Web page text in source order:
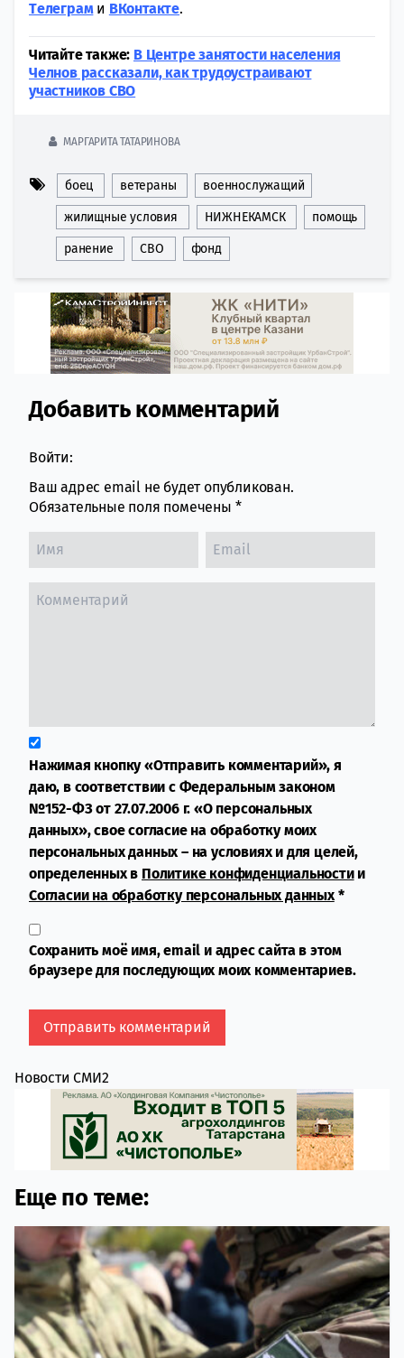
Tелеграми ВКонтакте.
Читайте также: В Центре занятости населения
Челнов рассказали, как трудоустраивают
участников СВО
МАРГАРИТА ТАТАРИНОВА
боец ветераны военнослужащий
жилищные условия НИЖНЕКАМСК помощь
ранение СВО фонд
Comment section
Добавить комментарий
Войти:
Ваш адрес email не будет опубликован.
Обязательные поля помечены *
Нажимая кнопку «Отправить комментарий», я
даю, в соответствии с Федеральным законом
№152-ФЗ от 27.07.2006 г. «О персональных
данных», свое согласие на обработку моих
персональных данных – на условиях и для целей,
определенных в Политике конфиденциальностии
Согласии на обработку персональных данных*
Сохранить моё имя, email и адрес сайта в этом
браузере для последующих моих комментариев.
Новости СМИ2
Еще по теме: